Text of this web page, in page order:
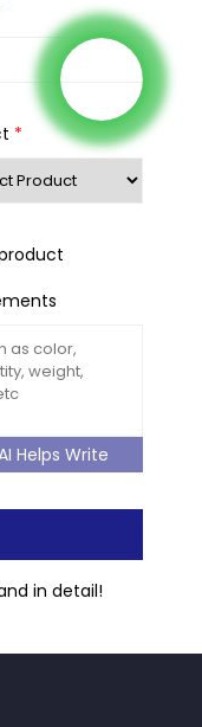
*
Helps Write
in detail!